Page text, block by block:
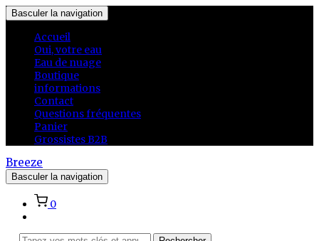
Basculer la navigation
Accueil
Oui, votre eau
Eau de nuage
Boutique
informations
Contact
Questions fréquentes
Panier
Grossistes B2B
Breeze
Basculer la navigation
0